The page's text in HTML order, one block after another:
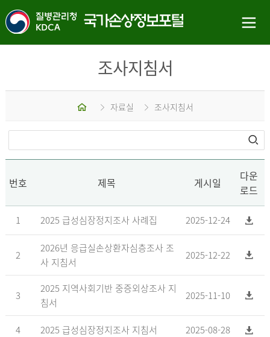
조사지침서
홈 자료실 조사지침서
번호 제목 게시일
다운
로드
1 2025 급성심장정지조사 사례집 2025-12-24
2
2026년 응급실손상환자심층조사 조
사 지침서
2025-12-22
3
2025 지역사회기반 중증외상조사 지
침서
2025-11-10
4 2025 급성심장정지조사 지침서 2025-08-28